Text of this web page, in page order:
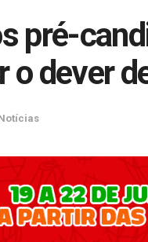
pré-
o dever